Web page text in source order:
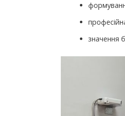
значення